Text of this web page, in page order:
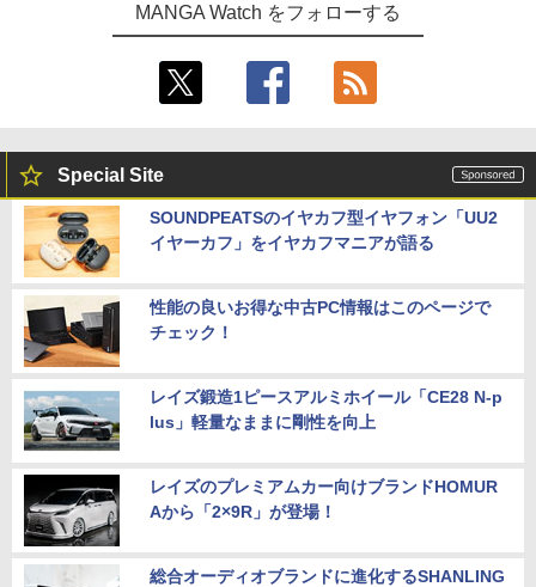
MANGA Watch をフォローする
Special Site
SOUNDPEATSのイヤカフ型イヤフォン「UU2
イヤーカフ」をイヤカフマニアが語る
性能の良いお得な中古PC情報はこのページで
チェック！
レイズ鍛造1ピースアルミホイール「CE28 N-p
lus」軽量なままに剛性を向上
レイズのプレミアムカー向けブランドHOMUR
Aから「2×9R」が登場！
総合オーディオブランドに進化するSHANLING